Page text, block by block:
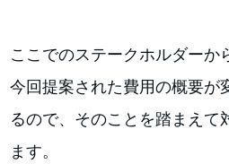
ここでのステークホルダーか
今回提案された費用の概要が
るので、そのことを踏まえて
ます。